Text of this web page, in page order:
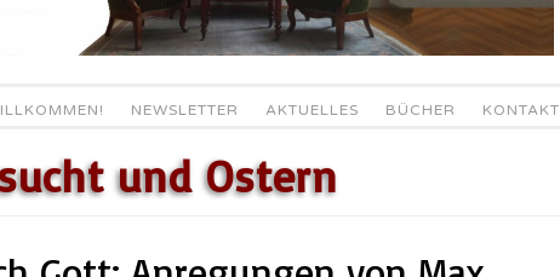
NEWSLETTER AKTUELLES BÜCHER KONTAKT
und Ostern